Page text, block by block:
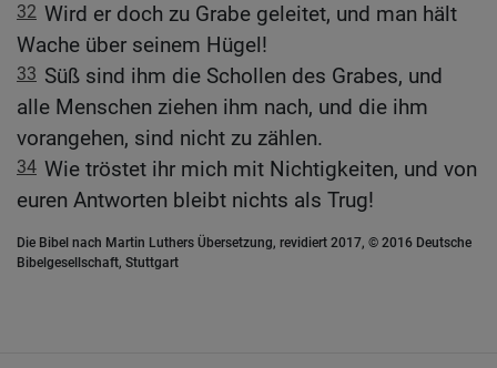
32 Wird er doch zu Grabe geleitet, und man hält
Wache über seinem Hügel!
33 Süß sind ihm die Schollen des Grabes, und
alle Menschen ziehen ihm nach, und die ihm
vorangehen, sind nicht zu zählen.
34 Wie tröstet ihr mich mit Nichtigkeiten, und von
euren Antworten bleibt nichts als Trug!
Die Bibel nach Martin Luthers Übersetzung, revidiert 2017, © 2016 Deutsche
Bibelgesellschaft, Stuttgart